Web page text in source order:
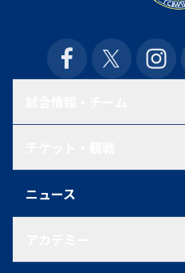
練習見学について
シーズンチケット
ファンクラブ
ニュース